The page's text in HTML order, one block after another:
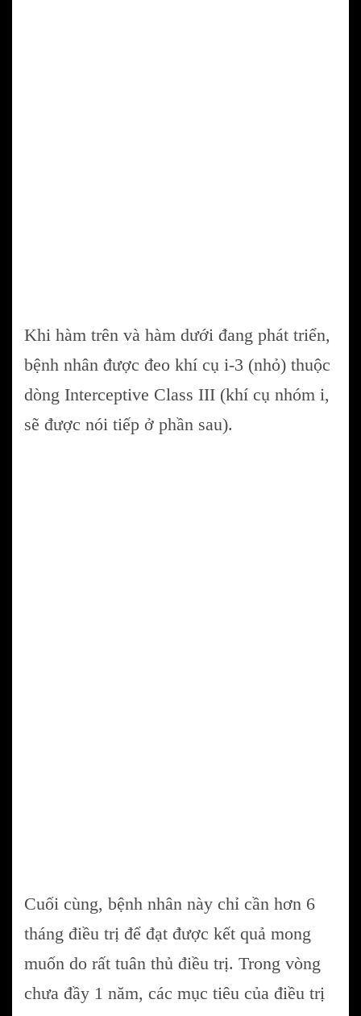
Khi hàm trên và hàm dưới đang phát triển,
bệnh nhân được đeo khí cụ i-3 (nhỏ) thuộc
dòng Interceptive Class III (khí cụ nhóm i,
sẽ được nói tiếp ở phần sau).
Cuối cùng, bệnh nhân này chỉ cần hơn 6
tháng điều trị để đạt được kết quả mong
muốn do rất tuân thủ điều trị. Trong vòng
chưa đầy 1 năm, các mục tiêu của điều trị